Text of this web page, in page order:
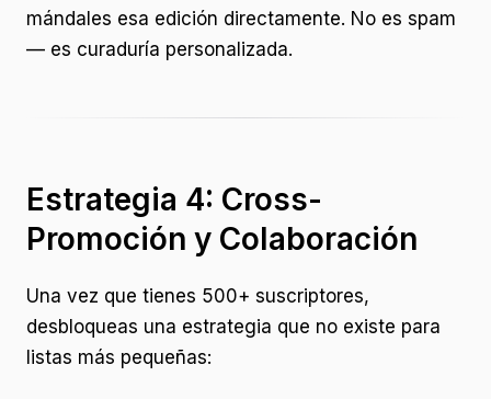
mándales esa edición directamente. No es spam
— es curaduría personalizada.
Estrategia 4: Cross-
Promoción y Colaboración
Una vez que tienes 500+ suscriptores,
desbloqueas una estrategia que no existe para
listas más pequeñas: